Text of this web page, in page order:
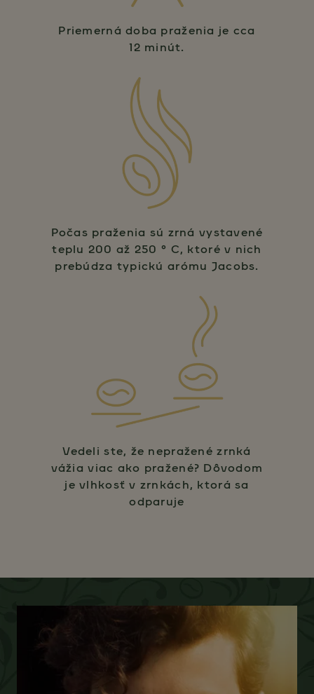
Priemerná doba praženia je cca
12 minút.
Počas praženia sú zrná vystavené
teplu 200 až 250 ° C, ktoré v nich
prebúdza typickú arómu Jacobs.
Vedeli ste, že nepražené zrnká
vážia viac ako pražené? Dôvodom
je vlhkosť v zrnkách, ktorá sa
odparuje